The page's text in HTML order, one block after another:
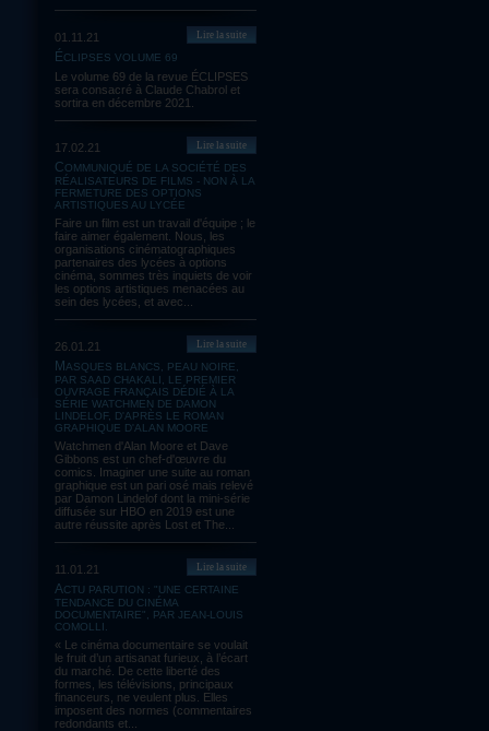
01.11.21
ÉCLIPSES VOLUME 69
Le volume 69 de la revue ÉCLIPSES
sera consacré à Claude Chabrol et
sortira en décembre 2021.
Lire la suite
17.02.21
COMMUNIQUÉ DE LA SOCIÉTÉ DES
RÉALISATEURS DE FILMS - NON À LA
FERMETURE DES OPTIONS
ARTISTIQUES AU LYCÉE
Faire un film est un travail d'équipe ; le
faire aimer également. Nous, les
organisations cinématographiques
partenaires des lycées à options
cinéma, sommes très inquiets de voir
les options artistiques menacées au
sein des lycées, et avec...
Lire la suite
26.01.21
MASQUES BLANCS, PEAU NOIRE,
PAR SAAD CHAKALI, LE PREMIER
OUVRAGE FRANÇAIS DÉDIÉ À LA
SÉRIE WATCHMEN DE DAMON
LINDELOF, D'APRÈS LE ROMAN
GRAPHIQUE D'ALAN MOORE
Watchmen d'Alan Moore et Dave
Gibbons est un chef-d'œuvre du
comics. Imaginer une suite au roman
graphique est un pari osé mais relevé
par Damon Lindelof dont la mini-série
diffusée sur HBO en 2019 est une
autre réussite après Lost et The...
Lire la suite
11.01.21
ACTU PARUTION : "UNE CERTAINE
TENDANCE DU CINÉMA
DOCUMENTAIRE", PAR JEAN-LOUIS
COMOLLI.
« Le cinéma documentaire se voulait
le fruit d’un artisanat furieux, à l’écart
du marché. De cette liberté des
formes, les télévisions, principaux
financeurs, ne veulent plus. Elles
imposent des normes (commentaires
redondants et...
Lire la suite